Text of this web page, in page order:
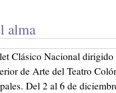
alma
Clásico Nacional
de Arte del Teatro
Del 2 al 6 de